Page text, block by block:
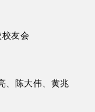
友会
、陈大伟、黄兆